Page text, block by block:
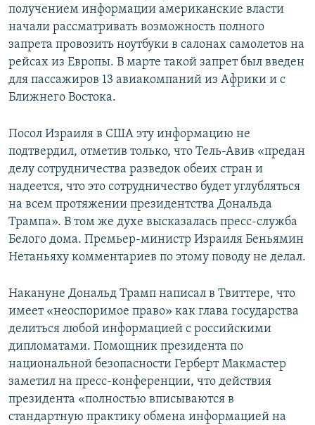
получением информации американские власти
начали рассматривать возможность полного
запрета провозить ноутбуки в салонах самолетов на
рейсах из Европы. В марте такой запрет был введен
для пассажиров 13 авиакомпаний из Африки и с
Ближнего Востока.
Посол Израиля в США эту информацию не
подтвердил, отметив только, что Тель-Авив «предан
делу сотрудничества разведок обеих стран и
надеется, что это сотрудничество будет углубляться
на всем протяжении президентства Дональда
Трампа». В том же духе высказалась пресс-служба
Белого дома. Премьер-министр Израиля Беньямин
Нетаньяху комментариев по этому поводу не делал.
Накануне Дональд Трамп написал в Твиттере, что
имеет «неоспоримое право» как глава государства
делиться любой информацией с российскими
дипломатами. Помощник президента по
национальной безопасности Герберт Макмастер
заметил на пресс-конференции, что действия
президента «полностью вписываются в
стандартную практику обмена информацией на